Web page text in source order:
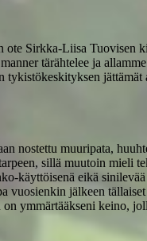
Sirkka-Liisa Tuovisen
tärähtelee ja
nostettu muuripata,
sillä muutoin mieli
käyttöisenä eikä
vuosienkin jälkeen
ymmärtääkseni keino,